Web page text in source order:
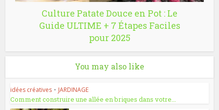
Culture Patate Douce en Pot : Le
Guide ULTIME + 7 Étapes Faciles
pour 2025
You may also like
idées créatives • JARDINAGE
Comment construire une allée en briques dans votre...